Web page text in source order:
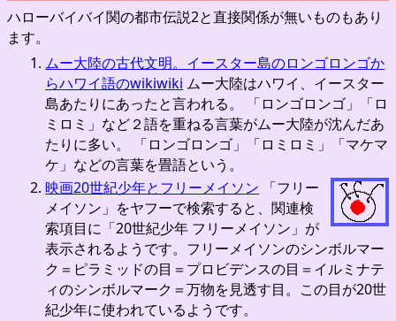
ハローバイバイ関の都市伝説2と直接関係が無いものもあり
ます。
ムー大陸の古代文明。イースター島のロンゴロンゴか
らハワイ語のwikiwiki ムー大陸はハワイ、イースター
島あたりにあったと言われる。 「ロンゴロンゴ」「ロ
ミロミ」など２語を重ねる言葉がムー大陸が沈んだあ
たりに多い。 「ロンゴロンゴ」「ロミロミ」「マケマ
ケ」などの言葉を畳語という。
映画20世紀少年とフリーメイソン 「フリー
メイソン」をヤフーで検索すると、関連検
索項目に「20世紀少年 フリーメイソン」が
表示されるようです。フリーメイソンのシンボルマー
ク＝ピラミッドの目＝プロビデンスの目＝イルミナテ
ィのシンボルマーク＝万物を見透す目。この目が20世
紀少年に使われているようです。